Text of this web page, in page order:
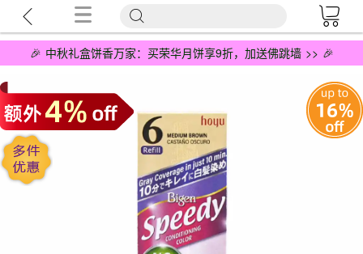
🎉 中秋礼盒饼香万家：买荣华月饼享9折，加送佛跳墙 >> 🎉